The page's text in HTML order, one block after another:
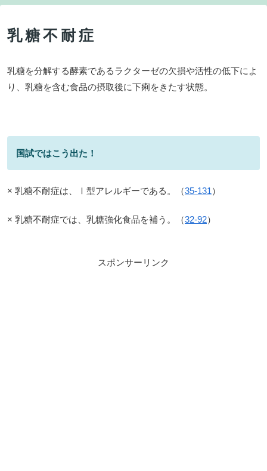
乳糖不耐症
乳糖を分解する酵素であるラクターゼの欠損や活性の低下によ
り、乳糖を含む食品の摂取後に下痢をきたす状態。
国試ではこう出た！
× 乳糖不耐症は、Ⅰ型アレルギーである。（35-131）
× 乳糖不耐症では、乳糖強化食品を補う。（32-92）
スポンサーリンク